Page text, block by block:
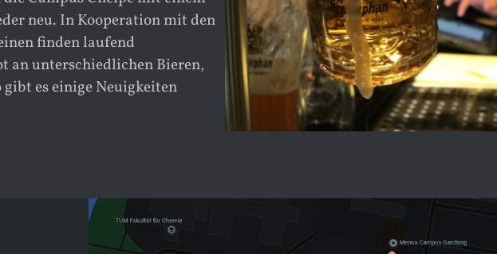
neu. In Kooperation mit den
finden laufend
an unterschiedlichen Bieren,
es einige Neuigkeiten